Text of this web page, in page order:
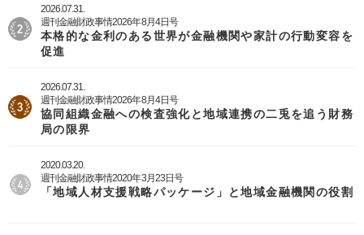
2026.07.31.
週刊金融財政事情2026年8月4日号
本格的な金利のある世界が金融機関や家計の行動変容を
促進
2026.07.31.
週刊金融財政事情2026年8月4日号
協同組織金融への検査強化と地域連携の二兎を追う財務
局の限界
2020.03.20.
週刊金融財政事情2020年3月23日号
「地域人材支援戦略パッケージ」と地域金融機関の役割